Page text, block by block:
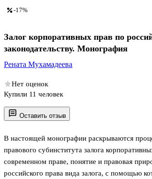
Оставить отзыв
В настоящей монографии раскрываются
правового субинститута залога
современном праве, понятие и правовая
российского права вида залога, с помощью
-17%
Залог корпоративных прав по
законодательству. Монография
Рената Мухамадеева
Нет оценок
Купили 11 человек